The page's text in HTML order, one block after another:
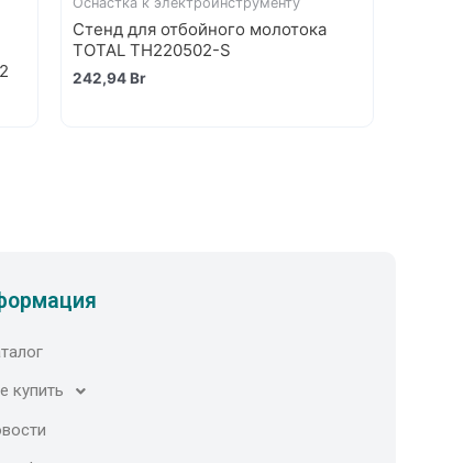
Стенд для отбойного молотока
TOTAL TH220502-S
242,94Br
купить